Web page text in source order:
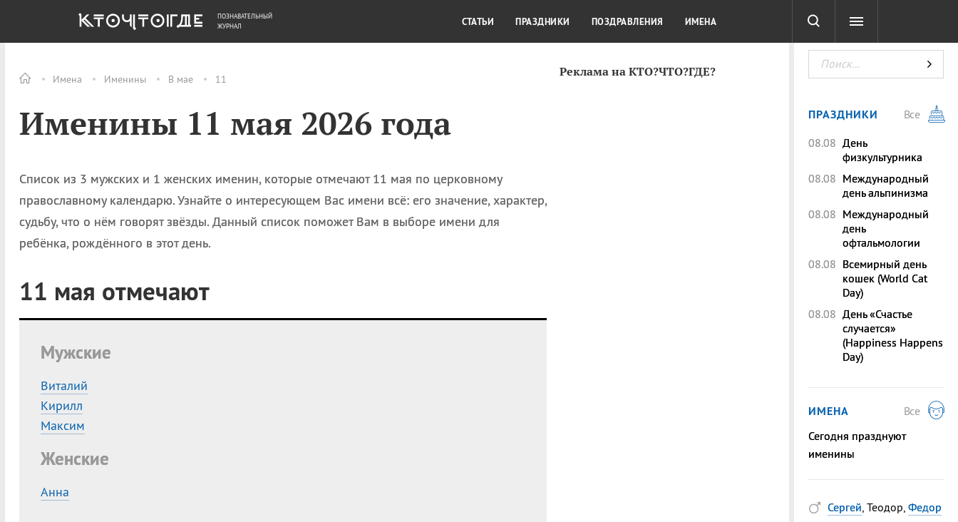
Имена Именины В мае 11
Именины 11 мая 2026 года
Список из 3 мужских и 1 женских именин, которые отмечают 11 мая по церковному
православному календарю. Узнайте о интересующем Вас имени всё: его значение, характер,
судьбу, что о нём говорят звёзды. Данный список поможет Вам в выборе имени для
ребёнка, рождённого в этот день.
11 мая отмечают
Мужские
Виталий
Кирилл
Максим
Женские
Анна
Реклама на КТО?ЧТО?ГДЕ?
ОБЩЕСТВО ДЕНЬГИ КУЛЬТУРА КРАСОТА ТЕСТЫ
ПОЗНАВАТЕЛЬНЫЙ
ЖУРНАЛ
СТАТЬИ ПРАЗДНИКИ ПОЗДРАВЛЕНИЯ ИМЕНА
ПРАЗДНИКИ
Все
08.08 День
физкультурника
08.08 Международный
день альпинизма
08.08 Международный
день
офтальмологии
08.08 Всемирный день
кошек (World Cat
Day)
08.08 День «Счастье
случается»
(Happiness Happens
Day)
ИМЕНА
Все
Сегодня празднуют
именины
Сергей, Теодор, Федор